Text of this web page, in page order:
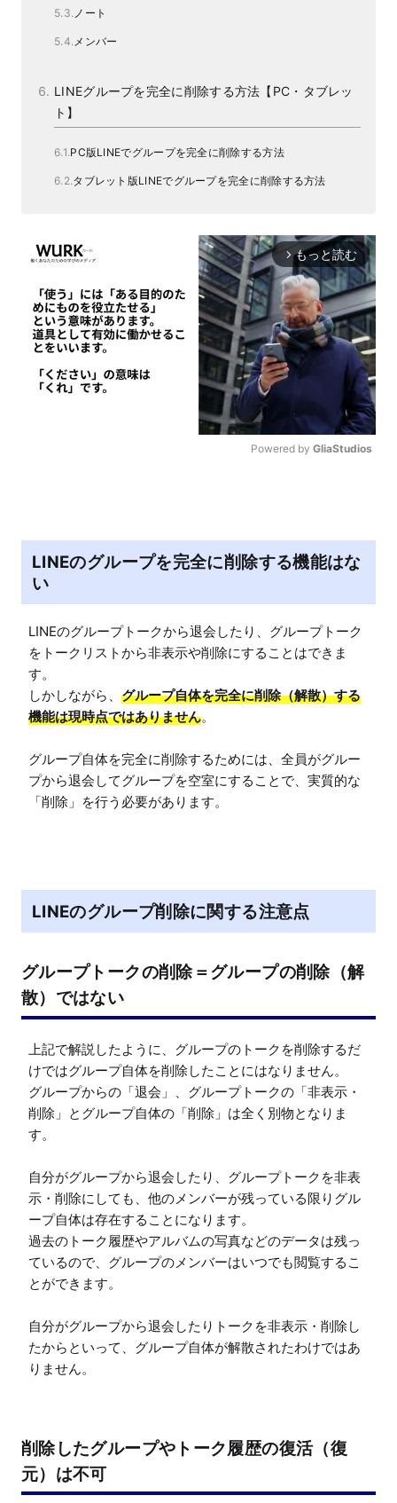
ノート
メンバー
LINEグループを完全に削除する方法【PC・タブレッ
ト】
PC版LINEでグループを完全に削除する方法
タブレット版LINEでグループを完全に削除する方法
arrow_forward_ios もっと読む
Powered by GliaStudios
LINEのグループを完全に削除する機能はな
い
LINEのグループトークから退会したり、グループトーク
をトークリストから非表示や削除にすることはできま
す。
しかしながら、 グループ自体を完全に削除（解散）する
機能は現時点ではありません。
グループ自体を完全に削除するためには、全員がグルー
プから退会してグループを空室にすることで、実質的な
「削除」を行う必要があります。
LINEのグループ削除に関する注意点
グループトークの削除＝グループの削除（解
散）ではない
上記で解説したように、グループのトークを削除するだ
けではグループ自体を削除したことにはなりません。
グループからの「退会」、グループトークの「非表示・
削除」とグループ自体の「削除」は全く別物となりま
す。
自分がグループから退会したり、グループトークを非表
示・削除にしても、他のメンバーが残っている限りグル
ープ自体は存在することになります。
過去のトーク履歴やアルバムの写真などのデータは残っ
ているので、グループのメンバーはいつでも閲覧するこ
とができます。
自分がグループから退会したりトークを非表示・削除し
たからといって、グループ自体が解散されたわけではあ
りません。
削除したグループやトーク履歴の復活（復
元）は不可